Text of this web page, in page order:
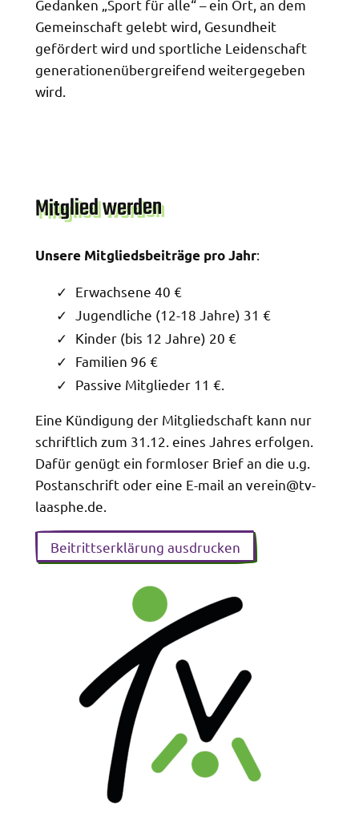
Gedanken „Sport für alle“ – ein Ort, an dem
Gemeinschaft gelebt wird, Gesundheit
gefördert wird und sportliche Leidenschaft
generationenübergreifend weitergegeben
wird.
Mitglied werden
Unsere Mitgliedsbeiträge pro Jahr:
Erwachsene 40 €
Jugendliche (12-18 Jahre) 31 €
Kinder (bis 12 Jahre) 20 €
Familien 96 €
Passive Mitglieder 11 €.
Eine Kündigung der Mitgliedschaft kann nur
schriftlich zum 31.12. eines Jahres erfolgen.
Dafür genügt ein formloser Brief an die u.g.
Postanschrift oder eine E-mail an verein@tv-
laasphe.de.
Beitrittserklärung ausdrucken